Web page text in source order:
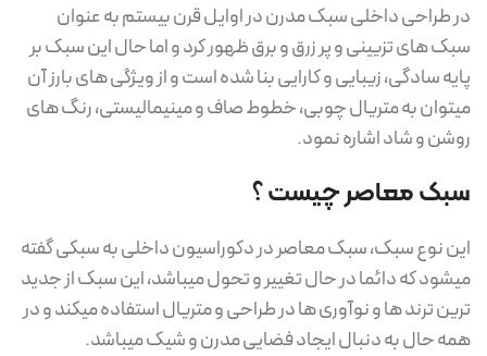
در طراحی داخلی سبک مدرن در اوایل قرن بیستم به عنوان
سبک های تزیینی و پر زرق و برق ظهور کرد و اما حال این سبک بر
پایه سادگی، زیبایی و کارایی بنا شده است و از ویژگی های بارز آن
میتوان به متریال چوبی، خطوط صاف و مینیمالیستی، رنگ های
روشن و شاد اشاره نمود.
سبک معاصر چیست ؟
این نوع سبک، سبک معاصر در دکوراسیون داخلی به سبکی گفته
میشود که دائما در حال تغییر و تحول میباشد، این سبک از جدید
ترین ترند ها و نوآوری ها در طراحی و متریال استفاده میکند و در
همه حال به دنبال ایجاد فضایی مدرن و شیک میباشد.